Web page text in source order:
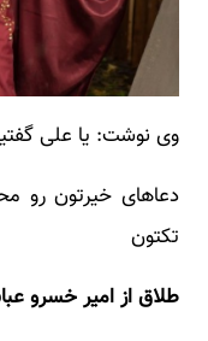
وی نوشت: یا علی
دعاهای خیرتون رو
تکتون
طلاق از امیر خسرو